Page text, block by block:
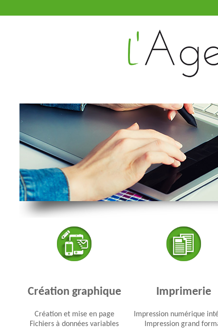
Création graphique
Création et mise en page
Fichiers à données variables
Imprimerie
Impression numérique
Impression grand